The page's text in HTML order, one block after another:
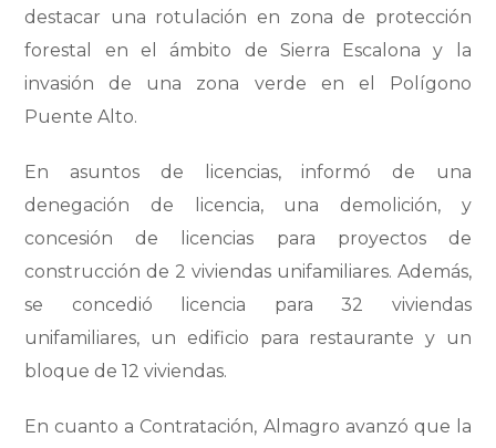
destacar una rotulación en zona de protección
forestal en el ámbito de Sierra Escalona y la
invasión de una zona verde en el Polígono
Puente Alto.
En asuntos de licencias, informó de una
denegación de licencia, una demolición, y
concesión de licencias para proyectos de
construcción de 2 viviendas unifamiliares. Además,
se concedió licencia para 32 viviendas
unifamiliares, un edificio para restaurante y un
bloque de 12 viviendas.
En cuanto a Contratación, Almagro avanzó que la